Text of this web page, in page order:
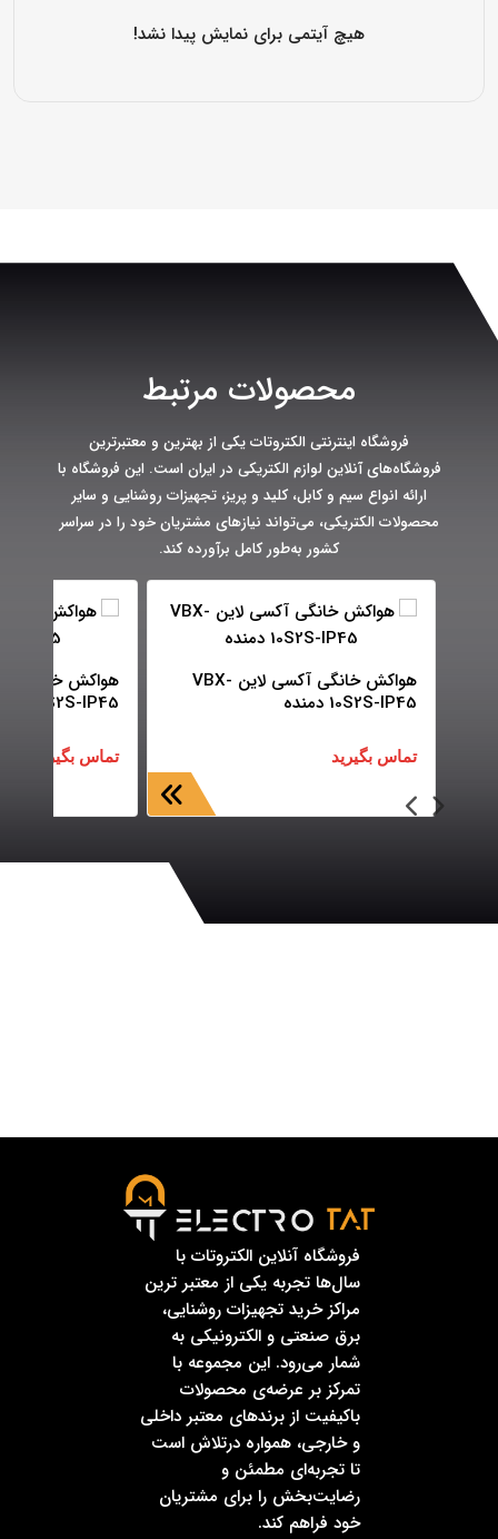
هیچ آیتمی برای نمایش پیدا نشد!
محصولات مرتبط
فروشگاه اینترنتی الکتروتات یکی از بهترین و معتبرترین
فروشگاه‌های آنلاین لوازم الکتریکی در ایران است. این فروشگاه با
ارائه انواع سیم و کابل، کلید و پریز، تجهیزات روشنایی و سایر
محصولات الکتریکی، می‌تواند نیازهای مشتریان خود را در سراسر
کشور به‌طور کامل برآورده کند.
هواکش خانگی آکسی لاین VBX-
10S2S-IP45 دمنده
تماس بگیرید
12S2S-IP45 دمنده
تماس بگیرید
فروشگاه آنلاین الکتروتات با
سال‌ها تجربه یکی از معتبر ترین
مراکز خرید تجهیزات روشنایی،
برق صنعتی و الکترونیکی به
شمار می‌رود. این مجموعه با
تمرکز بر عرضه‌ی محصولات
باکیفیت از برندهای معتبر داخلی
و خارجی، همواره درتلاش است
تا تجربه‌ای مطمئن و
رضایت‌بخش را برای مشتریان
خود فراهم کند.